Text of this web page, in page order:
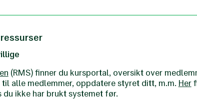
(RMS) finner du kursportal, oversikt over
alle medlemmer, oppdatere styret ditt, m.m. Her
du ikke har brukt systemet før.